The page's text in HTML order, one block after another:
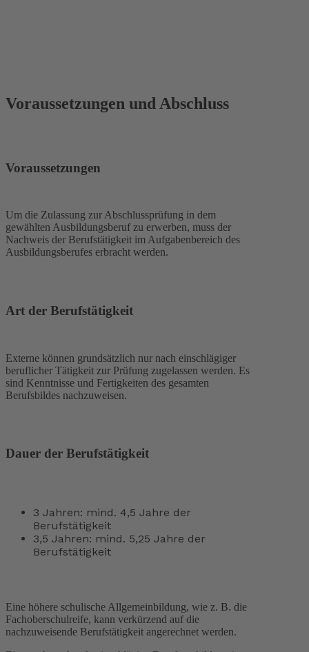
Voraussetzungen und Abschluss
Voraussetzungen
Um die Zulassung zur Abschlussprüfung in dem
gewählten Ausbildungsberuf zu erwerben, muss der
Nachweis der Berufstätigkeit im Aufgabenbereich des
Ausbildungsberufes erbracht werden.
Art der Berufstätigkeit
Externe können grundsätzlich nur nach einschlägiger
beruflicher Tätigkeit zur Prüfung zugelassen werden. Es
sind Kenntnisse und Fertigkeiten des gesamten
Berufsbildes nachzuweisen.
Dauer der Berufstätigkeit
3 Jahren: mind. 4,5 Jahre der
Berufstätigkeit
3,5 Jahren: mind. 5,25 Jahre der
Berufstätigkeit
Eine höhere schulische Allgemeinbildung, wie z. B. die
Fachoberschulreife, kann verkürzend auf die
nachzuweisende Berufstätigkeit angerechnet werden.